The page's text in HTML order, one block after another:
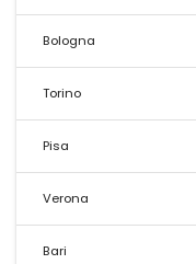
Bologna
Torino
Pisa
Verona
Bari